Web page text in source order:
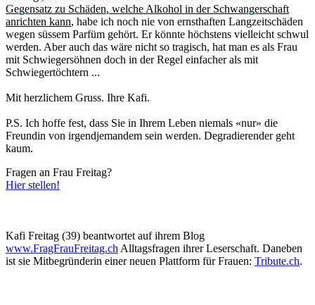
Gegensatz zu Schäden, welche Alkohol in der Schwangerschaft
anrichten kann, habe ich noch nie von ernsthaften Langzeitschäden
wegen süssem Parfüm gehört. Er könnte höchstens vielleicht schwul
werden. Aber auch das wäre nicht so tragisch, hat man es als Frau
mit Schwiegersöhnen doch in der Regel einfacher als mit
Schwiegertöchtern ...
Mit herzlichem Gruss. Ihre Kafi.
P.S. Ich hoffe fest, dass Sie in Ihrem Leben niemals «nur» die
Freundin von irgendjemandem sein werden. Degradierender geht
kaum.
Fragen an Frau Freitag? ​
Hier stellen!
Kafi Freitag (39) beantwortet auf ihrem Blog
www.FragFrauFreitag.ch Alltagsfragen ihrer Leserschaft. Daneben
ist sie Mitbegründerin einer neuen Plattform für Frauen: Tribute.ch.